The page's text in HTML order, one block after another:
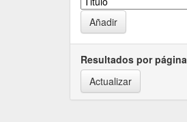
Resultados por página